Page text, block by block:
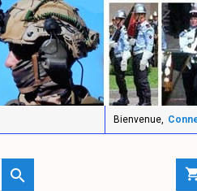
Bienvenue,
